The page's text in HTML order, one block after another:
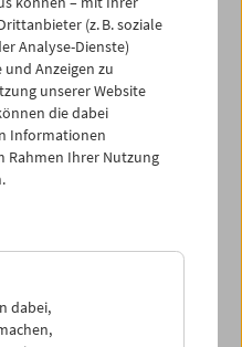
(z. B. soziale
Analyse-Dienste)
Anzeigen zu
unserer Website
die dabei
Informationen
Rahmen Ihrer Nutzung
dabei,